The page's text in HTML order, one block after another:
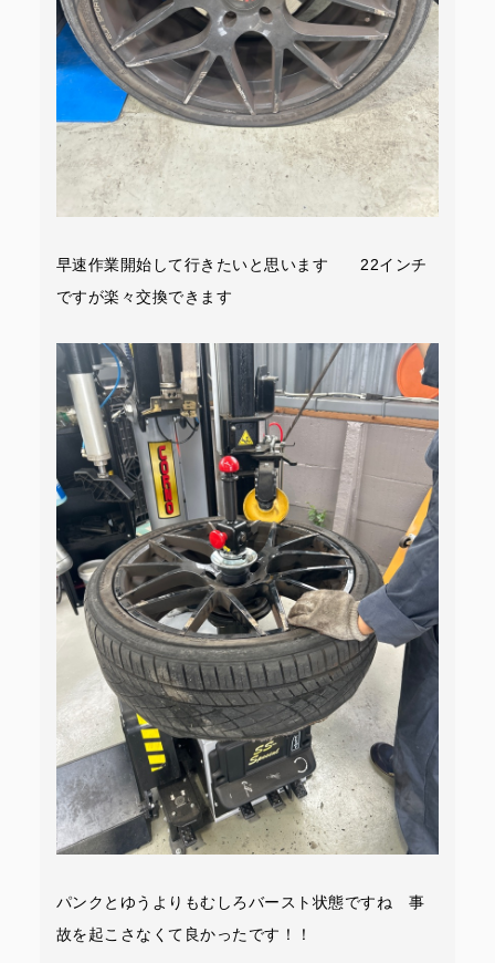
早速作業開始して行きたいと思います 22インチ
ですが楽々交換できます
パンクとゆうよりもむしろバースト状態ですね 事
故を起こさなくて良かったです！！